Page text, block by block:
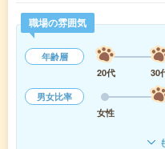
職場の雰囲気
年齢層
20代
30
男女比率
女性